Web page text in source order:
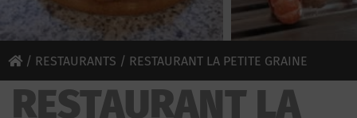
/ RESTAURANTS / RESTAURANT LA PETITE GRAINE
RESTAURANT LA